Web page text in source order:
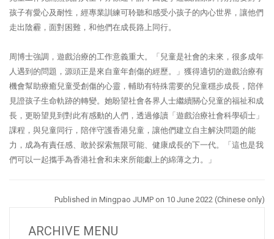
孩子有愛心及耐性，經專業訓練可聆聽和感受小孩子的內心世界，讓他們
走出陰霾，面對困難，和他們在成長路上同行。
周博士強調，遊戲治療的工作意義重大。「兒童是社會的未來，很多成年
人遇到的問題，源頭正是來自童年創傷的經歷。」獲得適切的遊戲治療有
機會幫助療癒兒童受創傷的心靈，輔助有特殊需要的兒童穩步成長，陪伴
見證孩子生命軌跡的轉變。她盼望社會各界人士繼續關心兒童的福祉和成
長，更盼望見到對此有感動的人們，透過修讀「遊戲治療社會科學碩士」
課程，與兒童同行，陪伴守護香港兒童，讓他們建立自主解決問題的能
力，成為有責任感、敢於探索無限可能、健康成長的下一代。「這也是我
們可以一起攜手為香港社會和未來所能獻上的綿薄之力。」
Published in Mingpao JUMP on 10 June 2022 (Chinese only)
ARCHIVE MENU